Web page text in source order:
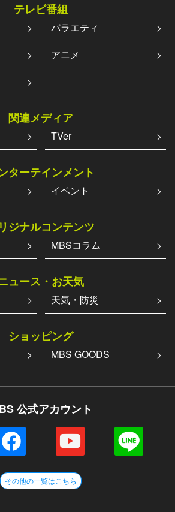
テレビ番組
バラエティ
アニメ
関連メディア
TVer
ターテインメント
イベント
ジナルコンテンツ
MBSコラム
ュース・お天気
天気・防災
ショッピング
MBS GOODS
公式アカウント
その他の一覧はこちら